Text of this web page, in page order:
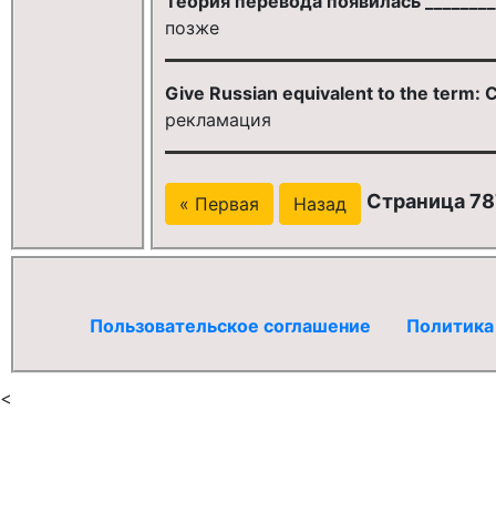
позже
Give Russian equivalent to the term:
рекламация
« Первая Назад Страница
Пользовательское соглашение
<